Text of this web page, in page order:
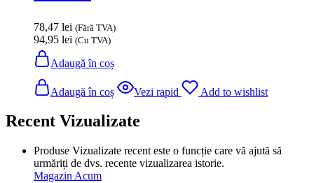
78,47 lei (Fără TVA)
94,95 lei (Cu TVA)
Adaugă în coș
Adaugă în coș Vezi rapid Add to wishlist
Recent Vizualizate
Produse Vizualizate recent este o funcție care vă ajută să
urmăriți de dvs. recente vizualizarea istorie.
Magazin Acum